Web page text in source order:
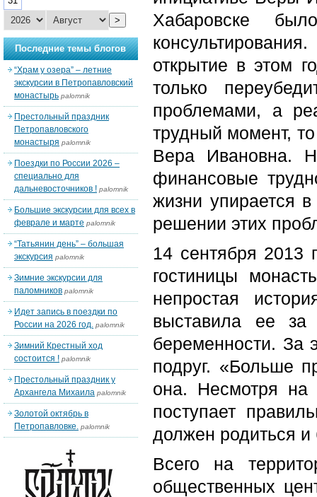
Хабаровске
открытие в этом
только
проблемами, а
трудный момент,
Вера Ивановна.
финансовые
жизни упирается
решении этих
14 сентября 2013
гостиницы
непростая
выставила ее
беременности. За
подруг. «Больше
она. Несмотря на
поступает
должен родиться
Всего на
общественных
>
Последние темы блогов
“Храм у озера” – летние
экскурсии в Петропавловский
монастырь palomnik
Престольный праздник
Петропавловского
монастыря palomnik
Поездки по России 2026 –
специально для
дальневосточников ! palomnik
Большие экскурсии для всех в
феврале и марте palomnik
“Татьянин день” – большая
экскурсия palomnik
Зимние экскурсии для
паломников palomnik
Идет запись в поездки по
России на 2026 год. palomnik
Зимний Крестный ход
состоится ! palomnik
Престольный праздник у
Архангела Михаила palomnik
Золотой октябрь в
Петропавловке. palomnik